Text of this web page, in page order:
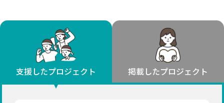
フード・農業
文化
環境・エシカル
人権・マイノリティ
社会貢献
地域からさがす 北海道・東北
北海道
北海道 青森 岩手 宮城
秋田
福島
茨城 栃木 群馬
千葉
東京
神奈川
支援したプロジェクト 掲載したプロジェクト